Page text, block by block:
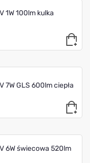
1W 100lm kulka
7W GLS 600lm ciepła
6W świecowa 520lm